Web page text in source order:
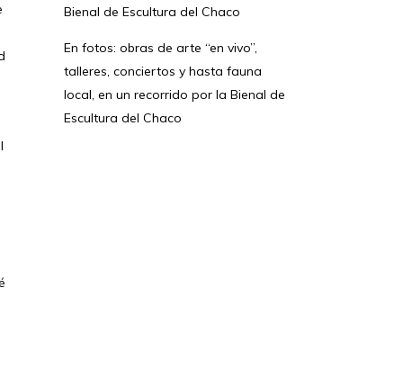
Bienal de Escultura del Chaco
En fotos: obras de arte “en vivo”,
talleres, conciertos y hasta fauna
local, en un recorrido por la Bienal de
Escultura del Chaco